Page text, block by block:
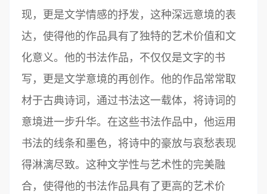
现，更是文学情感的抒发，这种深远意境的表
达，使得他的作品具有了独特的艺术价值和文
化意义。他的书法作品，不仅仅是文字的书
写，更是文学意境的再创作。他的作品常常取
材于古典诗词，通过书法这一载体，将诗词的
意境进一步升华。在这些书法作品中，他运用
书法的线条和墨色，将诗中的豪放与哀愁表现
得淋漓尽致。这种文学性与艺术性的完美融
合，使得他的书法作品具有了更高的艺术价